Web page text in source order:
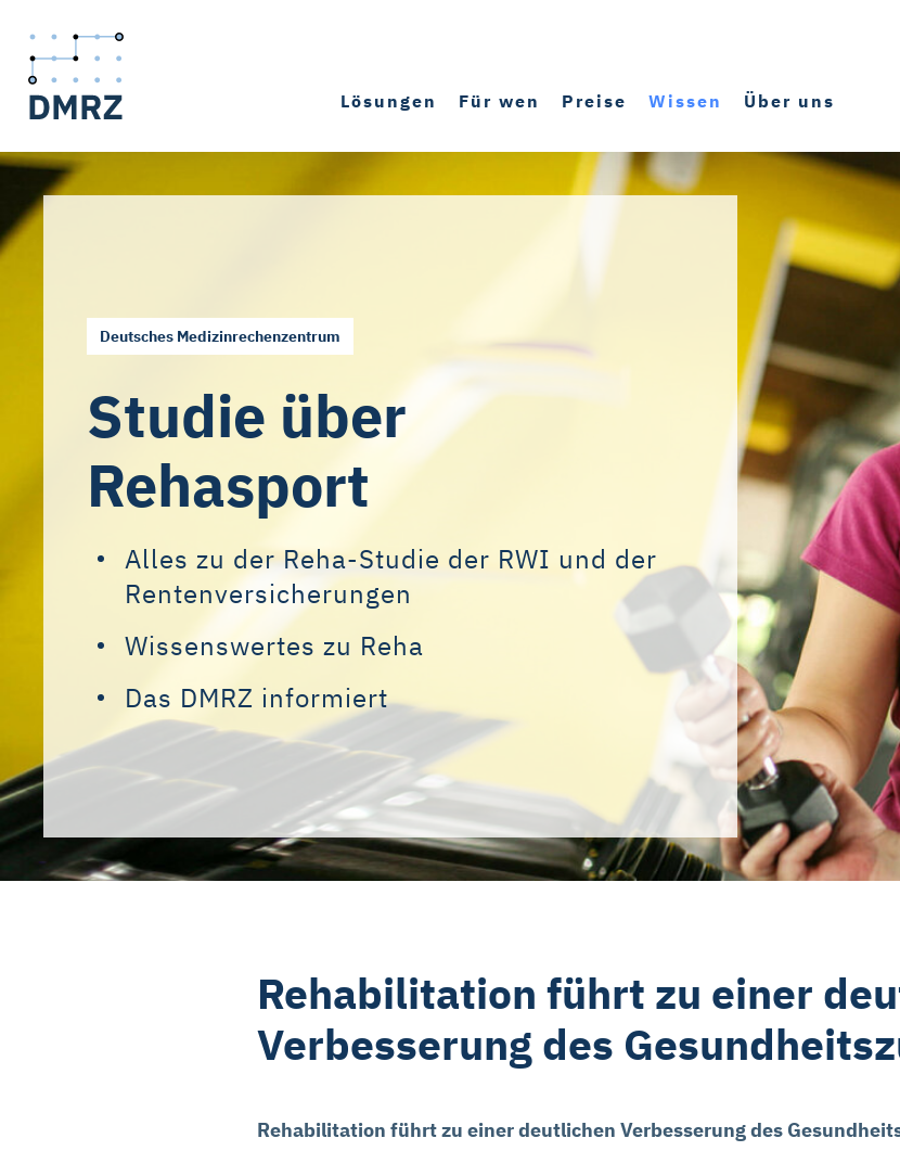
Lösungen Für wen Preise Wissen Über uns
Deutsches Medizinrechenzentrum
Studie über
Rehasport
Alles zu der Reha-Studie der RWI und der
Rentenversicherungen
Wissenswertes zu Reha
Das DMRZ informiert
Rehabilitation führt zu einer
Verbesserung des
Rehabilitation führt zu einer deutlichen Verbesserung des